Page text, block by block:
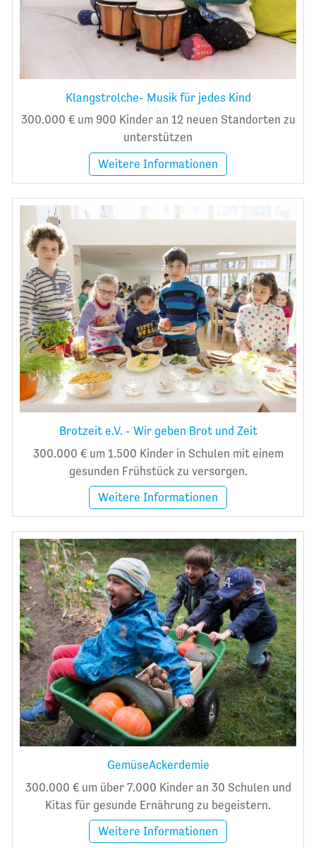
Klangstrolche- Musik für jedes Kind
300.000 € um 900 Kinder an 12 neuen Standorten zu
unterstützen
Weitere Informationen
Brotzeit e.V. - Wir geben Brot und Zeit
300.000 € um 1.500 Kinder in Schulen mit einem
gesunden Frühstück zu versorgen.
Weitere Informationen
GemüseAckerdemie
300.000 € um über 7.000 Kinder an 30 Schulen und
Kitas für gesunde Ernährung zu begeistern.
Weitere Informationen